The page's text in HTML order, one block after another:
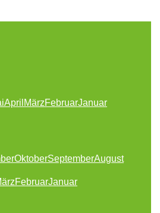
April MärzFebruarJanuar
OktoberSeptemberAugust
FebruarJanuar